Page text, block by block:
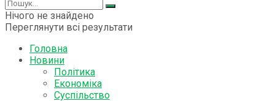
Нічого не знайдено
Переглянути всі результати
Головна
Новини
Політика
Економіка
Суспільство